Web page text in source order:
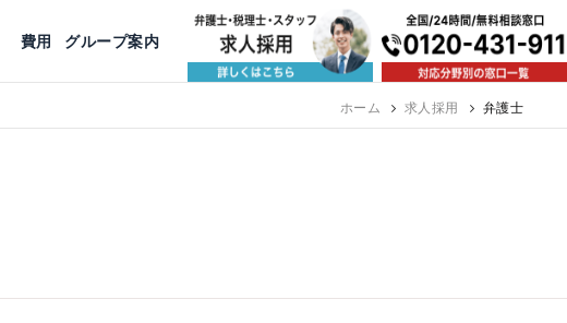
公益活動
京都 神戸 福岡
費用 グループ案内
ホーム 求人採用 弁護士